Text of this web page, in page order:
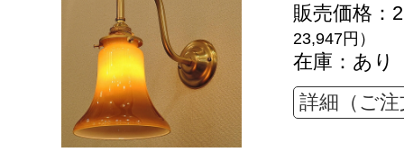
販売価格：
23,947円）
在庫：あり
詳細（ご